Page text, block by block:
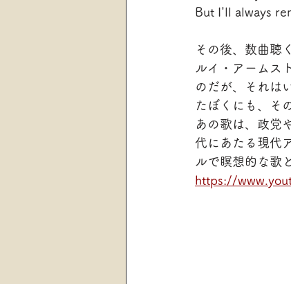
But I'll always
その後、数曲聴
ルイ・アームス
のだが、それは
たぼくにも、そ
あの歌は、政党
代にあたる現代
ルで瞑想的な歌
https://